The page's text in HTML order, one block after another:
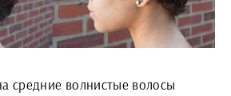
средние волнистые волосы